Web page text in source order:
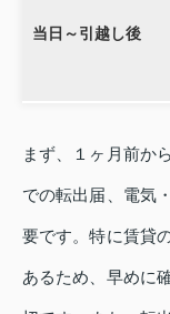
当日～引越し後
まず、１ヶ月前か
での転出届、電気
要です。特に賃貸
あるため、早めに